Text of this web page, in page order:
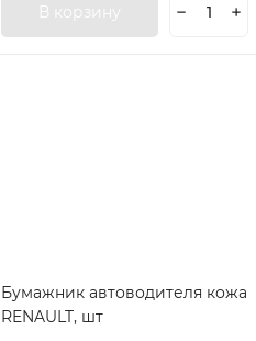
В корзину
Бумажник автоводителя кожа
RENAULT, шт